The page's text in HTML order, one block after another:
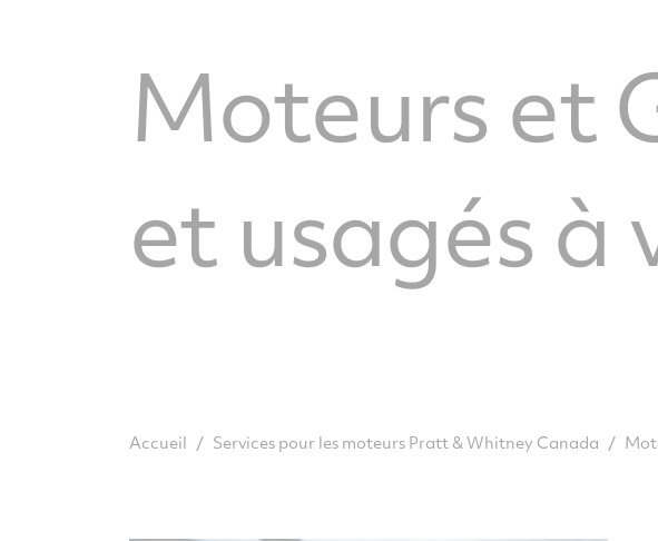
Moteurs et
et usagés à
Accueil / Services pour les moteurs Pratt & Whitney Canada /